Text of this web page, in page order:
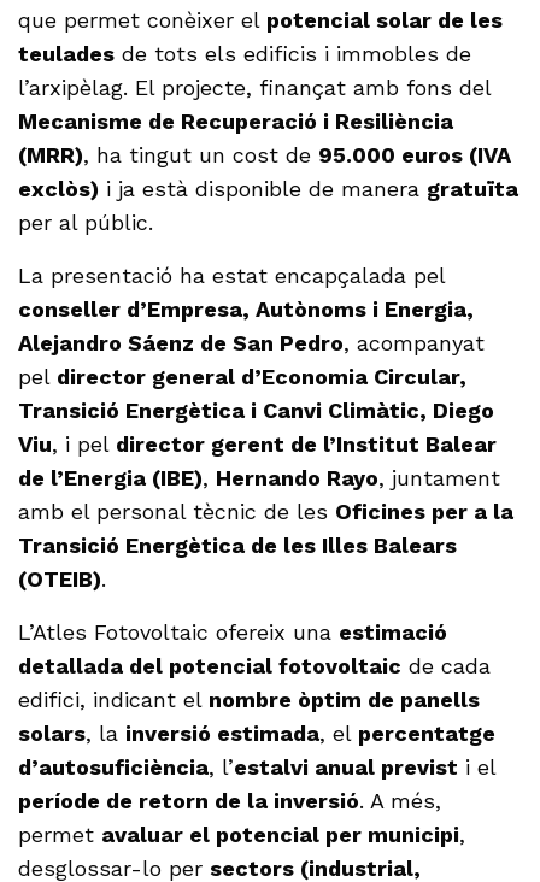
que permet conèixer el potencial solar de les
teulades de tots els edificis i immobles de
l’arxipèlag. El projecte, finançat amb fons del
Mecanisme de Recuperació i Resiliència
(MRR), ha tingut un cost de 95.000 euros (IVA
exclòs) i ja està disponible de manera gratuïta
per al públic.
La presentació ha estat encapçalada pel
conseller d’Empresa, Autònoms i Energia,
Alejandro Sáenz de San Pedro, acompanyat
pel director general d’Economia Circular,
Transició Energètica i Canvi Climàtic, Diego
Viu, i pel director gerent de l’Institut Balear
de l’Energia (IBE), Hernando Rayo, juntament
amb el personal tècnic de les Oficines per a la
Transició Energètica de les Illes Balears
(OTEIB).
L’Atles Fotovoltaic ofereix una estimació
detallada del potencial fotovoltaic de cada
edifici, indicant el nombre òptim de panells
solars, la inversió estimada, el percentatge
d’autosuficiència, l’estalvi anual previst i el
període de retorn de la inversió. A més,
permet avaluar el potencial per municipi,
desglossar-lo per sectors (industrial,